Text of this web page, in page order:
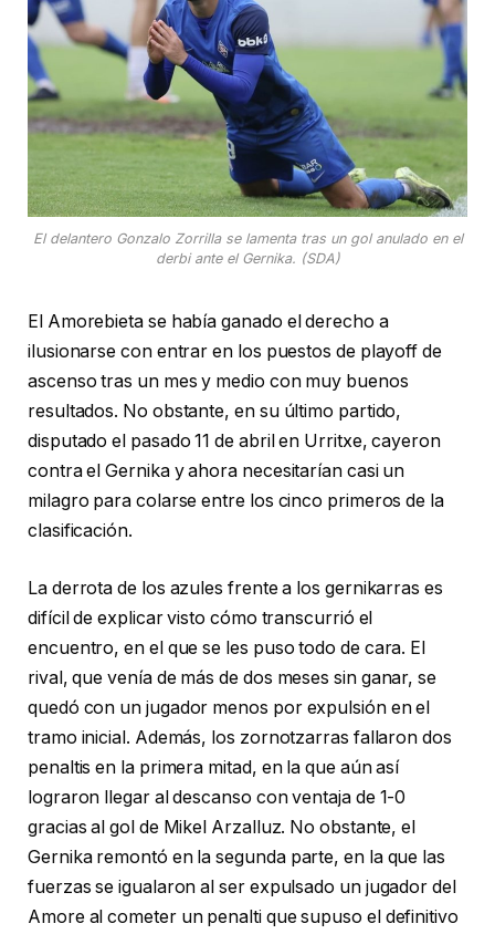
El delantero Gonzalo Zorrilla se lamenta tras un gol anulado en el
derbi ante el Gernika. (SDA)
El Amorebieta se había ganado el derecho a
ilusionarse con entrar en los puestos de playoff de
ascenso tras un mes y medio con muy buenos
resultados. No obstante, en su último partido,
disputado el pasado 11 de abril en Urritxe, cayeron
contra el Gernika y ahora necesitarían casi un
milagro para colarse entre los cinco primeros de la
clasificación.
La derrota de los azules frente a los gernikarras es
difícil de explicar visto cómo transcurrió el
encuentro, en el que se les puso todo de cara. El
rival, que venía de más de dos meses sin ganar, se
quedó con un jugador menos por expulsión en el
tramo inicial. Además, los zornotzarras fallaron dos
penaltis en la primera mitad, en la que aún así
lograron llegar al descanso con ventaja de 1-0
gracias al gol de Mikel Arzalluz. No obstante, el
Gernika remontó en la segunda parte, en la que las
fuerzas se igualaron al ser expulsado un jugador del
Amore al cometer un penalti que supuso el definitivo